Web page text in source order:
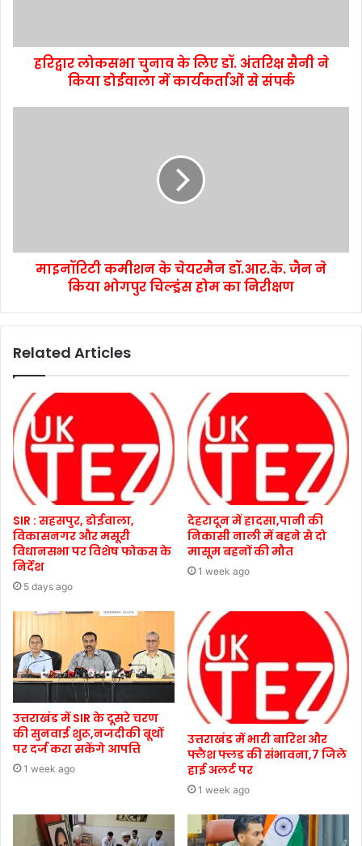
हरिद्वार लोकसभा चुनाव के लिए डॉ. अंतरिक्ष सैनी ने
किया डोईवाला में कार्यकर्ताओं से संपर्क
माइनॉरिटी कमीशन के चेयरमैन डॉ.आर.के. जैन ने
किया भोगपुर चिल्ड्रंस होम का निरीक्षण
Related Articles
SIR : सहसपुर, डोईवाला,
विकासनगर और मसूरी
विधानसभा पर विशेष फोकस के
निर्देश
5 days ago
देहरादून में हादसा,पानी की
निकासी नाली में बहने से दो
मासूम बहनों की मौत
1 week ago
उत्तराखंड में SIR के दूसरे चरण
की सुनवाई शुरू,नजदीकी बूथों
पर दर्ज करा सकेंगे आपत्ति
1 week ago
उत्तराखंड में भारी बारिश और
फ्लैश फ्लड की संभावना,7 जिले
हाई अलर्ट पर
1 week ago